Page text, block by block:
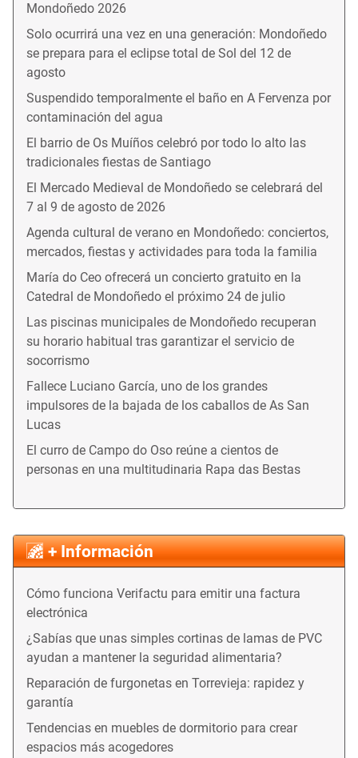
Mondoñedo 2026
Solo ocurrirá una vez en una generación: Mondoñedo
se prepara para el eclipse total de Sol del 12 de
agosto
Suspendido temporalmente el baño en A Fervenza por
contaminación del agua
El barrio de Os Muíños celebró por todo lo alto las
tradicionales fiestas de Santiago
El Mercado Medieval de Mondoñedo se celebrará del
7 al 9 de agosto de 2026
Agenda cultural de verano en Mondoñedo: conciertos,
mercados, fiestas y actividades para toda la familia
María do Ceo ofrecerá un concierto gratuito en la
Catedral de Mondoñedo el próximo 24 de julio
Las piscinas municipales de Mondoñedo recuperan
su horario habitual tras garantizar el servicio de
socorrismo
Fallece Luciano García, uno de los grandes
impulsores de la bajada de los caballos de As San
Lucas
El curro de Campo do Oso reúne a cientos de
personas en una multitudinaria Rapa das Bestas
+ Información
Cómo funciona Verifactu para emitir una factura
electrónica
¿Sabías que unas simples cortinas de lamas de PVC
ayudan a mantener la seguridad alimentaria?
Reparación de furgonetas en Torrevieja: rapidez y
garantía
Tendencias en muebles de dormitorio para crear
espacios más acogedores